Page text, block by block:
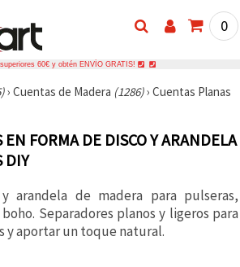
0
60€ y obtén ENVÍO GRATIS!
› Cuentas de Madera (1286)› Cuentas Planas
FORMA DE DISCO Y ARANDELA
DIY
arandela de madera para pulseras,
Separadores planos y ligeros para
y aportar un toque natural.